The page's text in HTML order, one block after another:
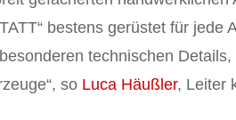
bestens gerüstet für jede
technischen
so Luca Häußler, Leiter